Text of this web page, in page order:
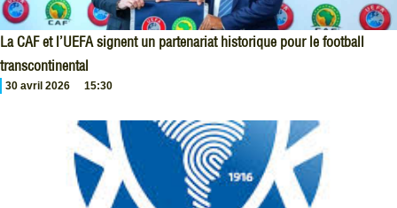
La CAF et l’UEFA signent un partenariat historique pour le football
transcontinental
30 avril 2026 15:30